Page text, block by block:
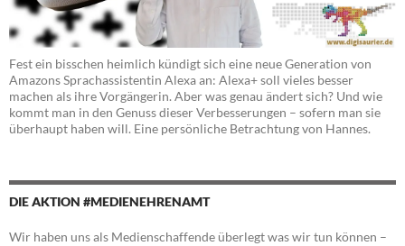
Fest ein bisschen heimlich kündigt sich eine neue Generation von
Amazons Sprachassistentin Alexa an: Alexa+ soll vieles besser
machen als ihre Vorgängerin. Aber was genau ändert sich? Und wie
kommt man in den Genuss dieser Verbesserungen – sofern man sie
überhaupt haben will. Eine persönliche Betrachtung von Hannes.
DIE AKTION #MEDIENEHRENAMT
Wir haben uns als Medienschaffende überlegt was wir tun können –